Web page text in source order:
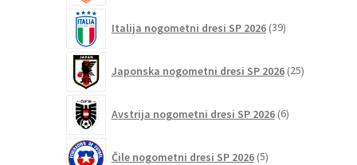
Italija nogometni dresi SP 2026 39izdelkov
Japonska nogometni dresi SP 2026 25izdelkov
Avstrija nogometni dresi SP 2026 6izdelkov
Čile nogometni dresi SP 2026 5